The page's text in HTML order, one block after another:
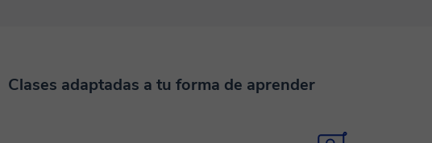
Clases adaptadas a tu forma de aprender